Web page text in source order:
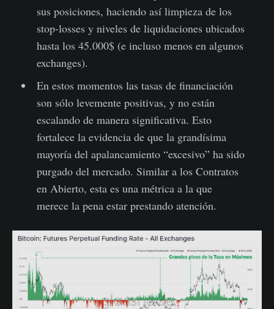
sus posiciones, haciendo así limpieza de los
stop-losses y niveles de liquidaciones ubicados
hasta los 45.000$ (e incluso menos en algunos
exchanges).
En estos momentos las tasas de financiación
son sólo levemente positivas, y no están
escalando de manera significativa. Esto
fortalece la evidencia de que la grandísima
mayoría del apalancamiento “excesivo” ha sido
purgado del mercado. Similar a los Contratos
en Abierto, esta es una métrica a la que
merece la pena estar prestando atención.